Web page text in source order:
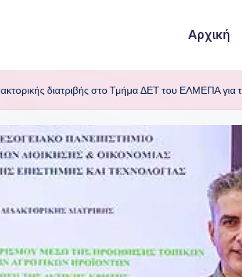
Αρχική
διατριβής στο Τμήμα ΔΕΤ του ΕΛΜΕΠΑ για